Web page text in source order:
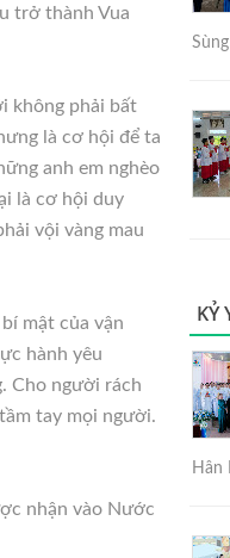
trở thành Vua
không phải bất
là cơ hội để ta
anh em nghèo
là cơ hội duy
vội vàng mau
mật của vận
hành yêu
Cho người rách
tay mọi người.
nhận vào Nước
KỶ
Hân